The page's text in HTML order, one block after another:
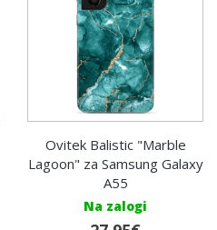
Ovitek Balistic "Marble
Lagoon" za Samsung Galaxy
A55
Na zalogi